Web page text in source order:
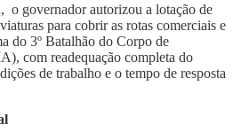
o governador autorizou a lotação de
para cobrir as rotas comerciais e
do 3º Batalhão do Corpo de
com readequação completa do
de trabalho e o tempo de resposta